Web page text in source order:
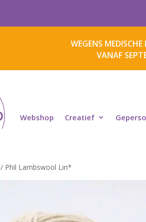
WEGENS
VANAF
Webshop Creatief
/ Phil Lambswool Lin*